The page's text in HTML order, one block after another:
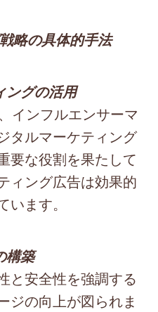
略の具体的手法
ングの活用
インフルエンサーマ
タルマーケティング
要な役割を果たして
ィング広告は効果的
ます。
構築
と安全性を強調する
ジの向上が図られま